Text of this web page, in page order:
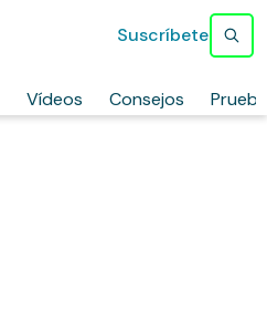
Vídeos Consejos
Suscríbete